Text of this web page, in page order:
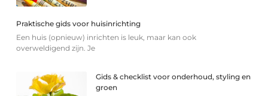
Praktische gids voor huisinrichting
Een huis (opnieuw) inrichten is leuk, maar kan ook
overweldigend zijn. Je
Gids & checklist voor onderhoud, styling en
groen